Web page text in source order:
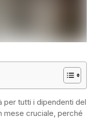
per tutti i dipendenti del
mese cruciale, perché